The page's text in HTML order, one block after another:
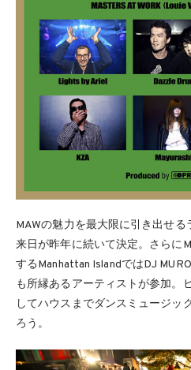
MAWの魅力を最大限に引き出せ
来日が昨年に続いて決定。さらに
するManhattan IslandではDJ
も所縁あるアーティストが参加。
してハウスまでダンスミュージッ
ろう。